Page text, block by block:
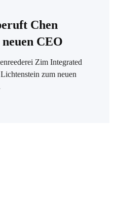
Chen
CEO
Zim Integrated
zum neuen